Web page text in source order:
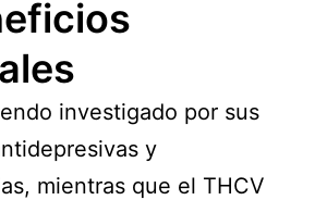
investigado por sus
y
mientras que el THCV